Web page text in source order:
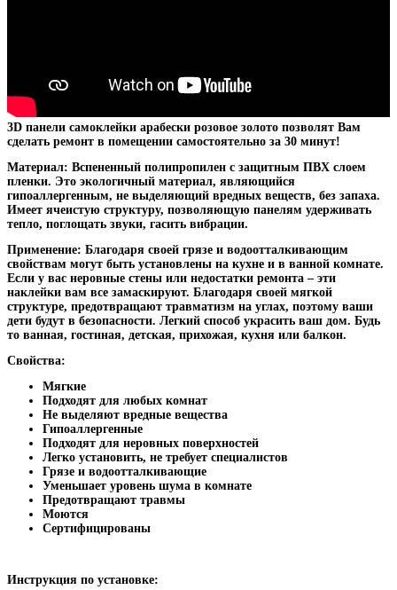
3D панели самоклейки арабески розовое золото позволят Вам
сделать ремонт в помещении самостоятельно за 30 минут!
Материал: Вспененный полипропилен с защитным ПВХ слоем
пленки. Это экологичный материал, являющийся
гипоаллергенным, не выделяющий вредных веществ, без запаха.
Имеет ячеистую структуру, позволяющую панелям удерживать
тепло, поглощать звуки, гасить вибрации.
Применение: Благодаря своей грязе и водоотталкивающим
свойствам могут быть установлены на кухне и в ванной комнате.
Если у вас неровные стены или недостатки ремонта – эти
наклейки вам все замаскируют. Благодаря своей мягкой
структуре, предотвращают травматизм на углах, поэтому ваши
дети будут в безопасности. Легкий способ украсить ваш дом. Будь
то ванная, гостиная, детская, прихожая, кухня или балкон.
Свойства:
Мягкие
Подходят для любых комнат
Не выделяют вредные вещества
Гипоаллергенные
Подходят для неровных поверхностей
Легко установить, не требует специалистов
Грязе и водоотталкивающие
Уменьшает уровень шума в комнате
Предотвращают травмы
Моются
Сертифицированы
Инструкция по установке: